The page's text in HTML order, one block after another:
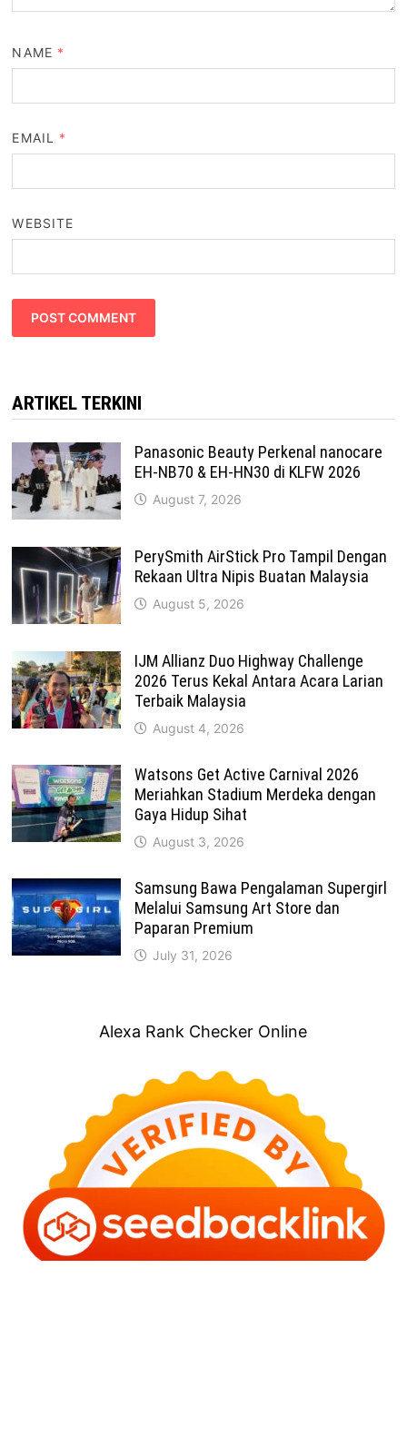
NAME *
EMAIL *
WEBSITE
ARTIKEL TERKINI
Panasonic Beauty Perkenal nanocare
EH-NB70 & EH-HN30 di KLFW 2026
August 7, 2026
PerySmith AirStick Pro Tampil Dengan
Rekaan Ultra Nipis Buatan Malaysia
August 5, 2026
IJM Allianz Duo Highway Challenge
2026 Terus Kekal Antara Acara Larian
Terbaik Malaysia
August 4, 2026
Watsons Get Active Carnival 2026
Meriahkan Stadium Merdeka dengan
Gaya Hidup Sihat
August 3, 2026
Samsung Bawa Pengalaman Supergirl
Melalui Samsung Art Store dan
Paparan Premium
July 31, 2026
Alexa Rank Checker Online